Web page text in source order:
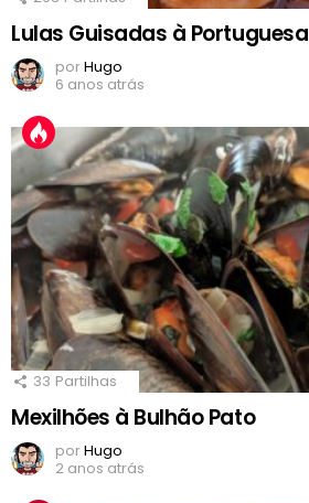
Lulas Guisadas à Portuguesa
porHugo
6 anos atrás
33 Partilhas
Mexilhões à Bulhão Pato
porHugo
2 anos atrás